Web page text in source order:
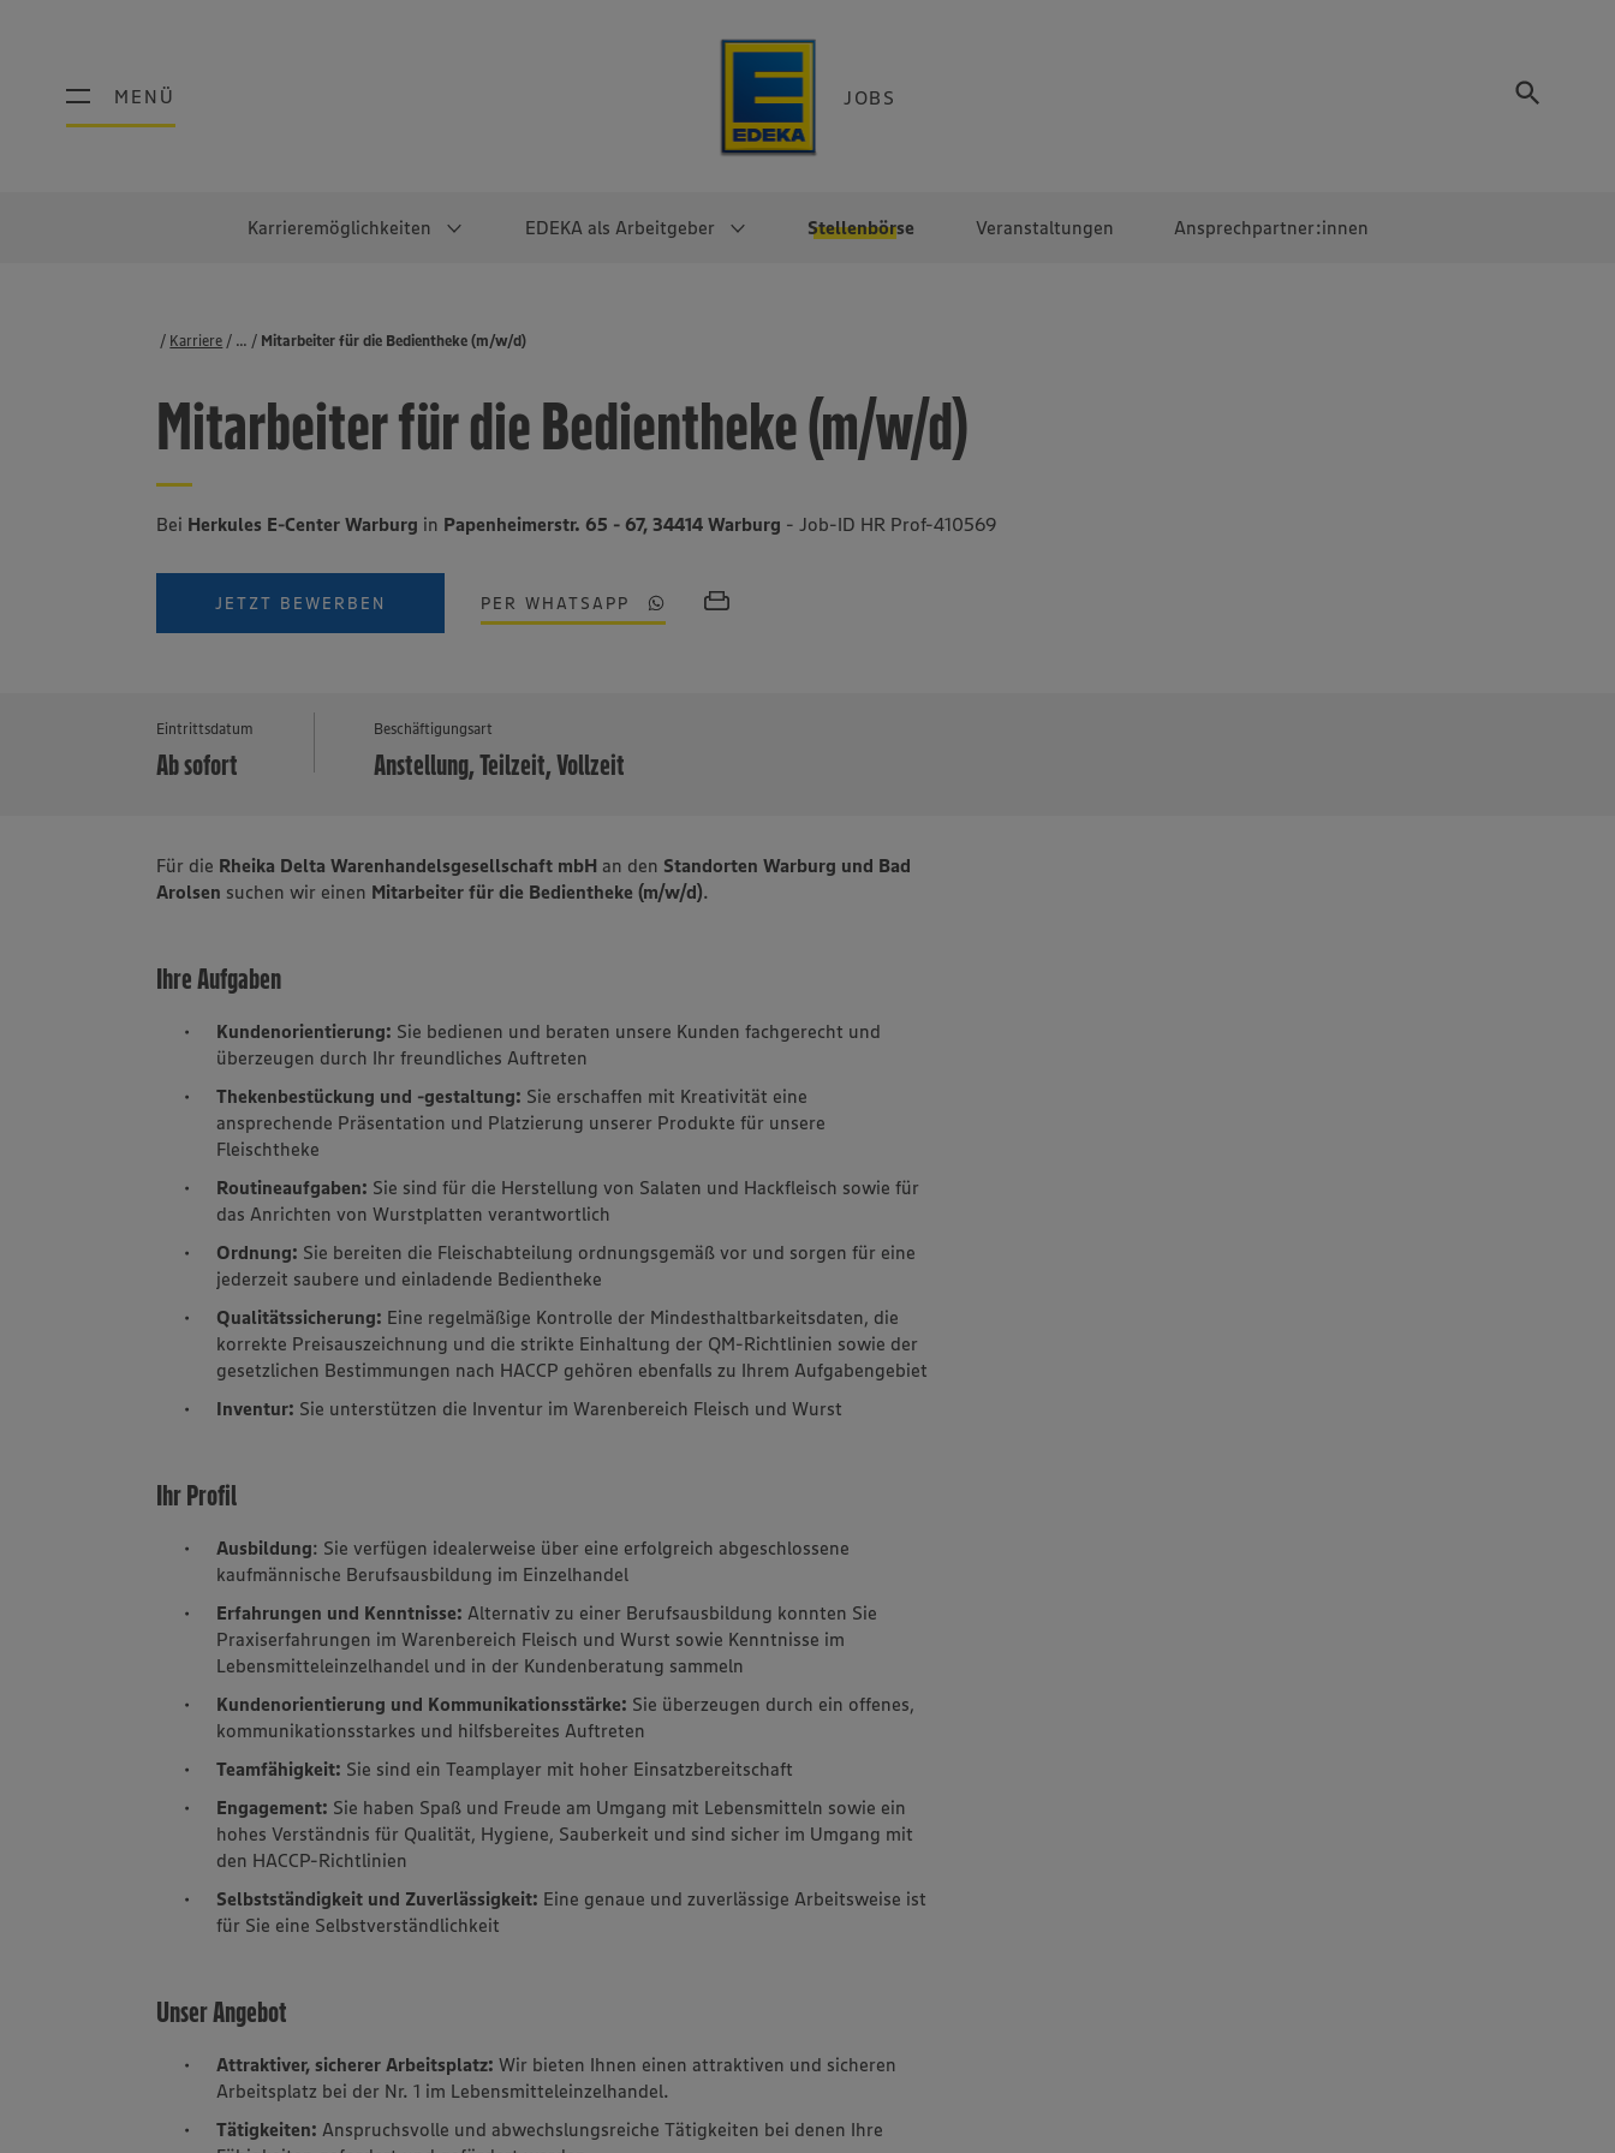
MENÜ JOBS
MENÜ
Karrieremöglichkeiten EDEKA als Arbeitgeber Stellenbörse Veranstaltungen Ansprechpartner:innen
Schülerpraktikum Abschlussarbeiten
Werkstudierendentätigkeit
Direkteinstieg
Noch Fragen?
Selbstständig mit EDEKA
Faires Gehalt
Diversität
Lebensmittelproduktion
Lager & Logistik
EDEKA Fruchtkontor
EDEKA-
Regionalgesellschaften
Karriere Stellenbörse
Mitarbeiter für die Bedientheke (m/w/d)
...
Mitarbeiter für die Bedientheke (m/w/d)
Bei Herkules E-Center Warburg in Papenheimerstr. 65 - 67, 34414 Warburg - Job-ID HR Prof-410569
JETZT BEWERBEN PER WHATSAPP
Eintrittsdatum
Ab sofort
Beschäftigungsart
Anstellung, Teilzeit, Vollzeit
Für die Rheika Delta Warenhandelsgesellschaft mbH an den Standorten Warburg und Bad
Arolsen suchen wir einen Mitarbeiter für die Bedientheke (m/w/d).
Ihre Aufgaben
Kundenorientierung: Sie bedienen und beraten unsere Kunden fachgerecht und
überzeugen durch Ihr freundliches Auftreten
Thekenbestückung und -gestaltung: Sie erschaffen mit Kreativität eine
ansprechende Präsentation und Platzierung unserer Produkte für unsere
Fleischtheke
Routineaufgaben: Sie sind für die Herstellung von Salaten und Hackfleisch sowie für
das Anrichten von Wurstplatten verantwortlich
Ordnung: Sie bereiten die Fleischabteilung ordnungsgemäß vor und sorgen für eine
jederzeit saubere und einladende Bedientheke
Qualitätssicherung: Eine regelmäßige Kontrolle der Mindesthaltbarkeitsdaten, die
korrekte Preisauszeichnung und die strikte Einhaltung der QM-Richtlinien sowie der
gesetzlichen Bestimmungen nach HACCP gehören ebenfalls zu Ihrem Aufgabengebiet
Inventur: Sie unterstützen die Inventur im Warenbereich Fleisch und Wurst
Ihr Profil
Ausbildung: Sie verfügen idealerweise über eine erfolgreich abgeschlossene
kaufmännische Berufsausbildung im Einzelhandel
Erfahrungen und Kenntnisse: Alternativ zu einer Berufsausbildung konnten Sie
Praxiserfahrungen im Warenbereich Fleisch und Wurst sowie Kenntnisse im
Lebensmitteleinzelhandel und in der Kundenberatung sammeln
Kundenorientierung und Kommunikationsstärke: Sie überzeugen durch ein offenes,
kommunikationsstarkes und hilfsbereites Auftreten
Teamfähigkeit: Sie sind ein Teamplayer mit hoher Einsatzbereitschaft
Engagement: Sie haben Spaß und Freude am Umgang mit Lebensmitteln sowie ein
hohes Verständnis für Qualität, Hygiene, Sauberkeit und sind sicher im Umgang mit
den HACCP-Richtlinien
Selbstständigkeit und Zuverlässigkeit: Eine genaue und zuverlässige Arbeitsweise ist
für Sie eine Selbstverständlichkeit
Unser Angebot
Attraktiver, sicherer Arbeitsplatz: Wir bieten Ihnen einen attraktiven und sicheren
Arbeitsplatz bei der Nr. 1 im Lebensmitteleinzelhandel.
Tätigkeiten: Anspruchsvolle und abwechslungsreiche Tätigkeiten bei denen Ihre